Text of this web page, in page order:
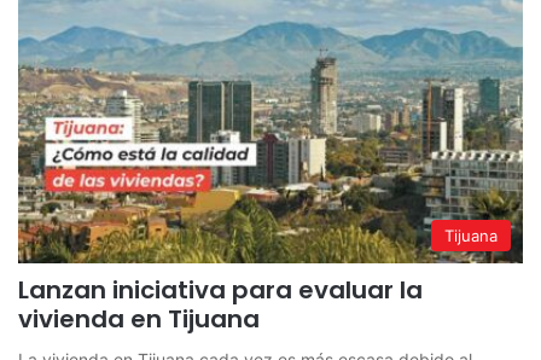
Tijuana
Lanzan iniciativa para evaluar la
vivienda en Tijuana